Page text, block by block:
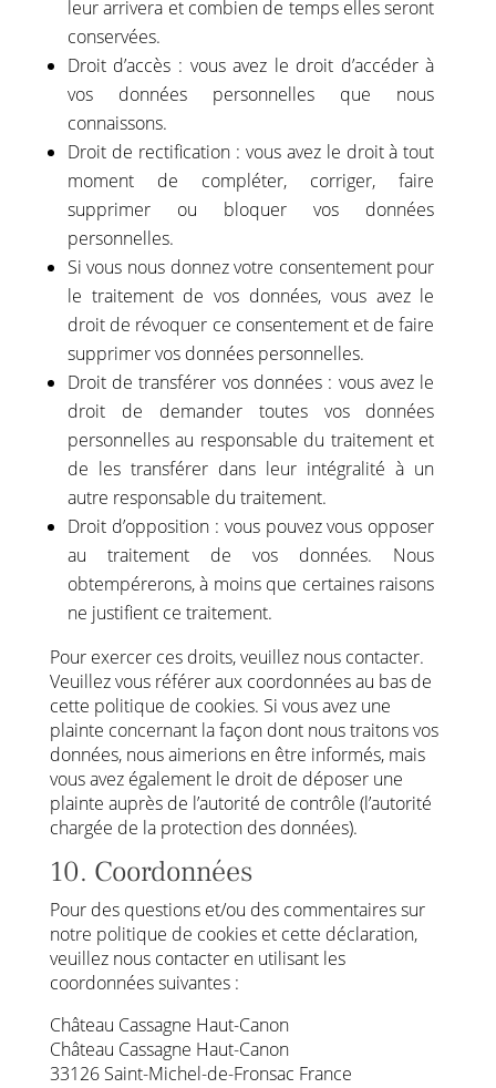
leur arrivera et combien de temps elles seront
conservées.
Droit d’accès : vous avez le droit d’accéder à
vos données personnelles que nous
connaissons.
Droit de rectification : vous avez le droit à tout
moment de compléter, corriger, faire
supprimer ou bloquer vos données
personnelles.
Si vous nous donnez votre consentement pour
le traitement de vos données, vous avez le
droit de révoquer ce consentement et de faire
supprimer vos données personnelles.
Droit de transférer vos données : vous avez le
droit de demander toutes vos données
personnelles au responsable du traitement et
de les transférer dans leur intégralité à un
autre responsable du traitement.
Droit d’opposition : vous pouvez vous opposer
au traitement de vos données. Nous
obtempérerons, à moins que certaines raisons
ne justifient ce traitement.
Pour exercer ces droits, veuillez nous contacter.
Veuillez vous référer aux coordonnées au bas de
cette politique de cookies. Si vous avez une
plainte concernant la façon dont nous traitons vos
données, nous aimerions en être informés, mais
vous avez également le droit de déposer une
plainte auprès de l’autorité de contrôle (l’autorité
chargée de la protection des données).
10. Coordonnées
Pour des questions et/ou des commentaires sur
notre politique de cookies et cette déclaration,
veuillez nous contacter en utilisant les
coordonnées suivantes :
Château Cassagne Haut-Canon
Château Cassagne Haut-Canon
33126 Saint-Michel-de-Fronsac France